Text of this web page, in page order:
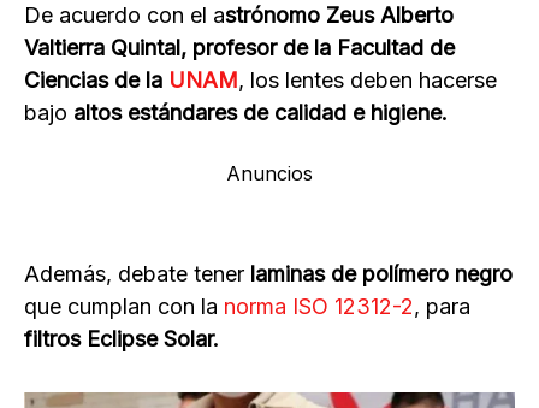
De acuerdo con el astrónomo Zeus Alberto
Valtierra Quintal, profesor de la Facultad de
Ciencias de la UNAM, los lentes deben hacerse
bajo altos estándares de calidad e higiene.
Anuncios
Además, debate tener laminas de polímero negro
que cumplan con la norma ISO 12312-2, para
filtros Eclipse Solar.